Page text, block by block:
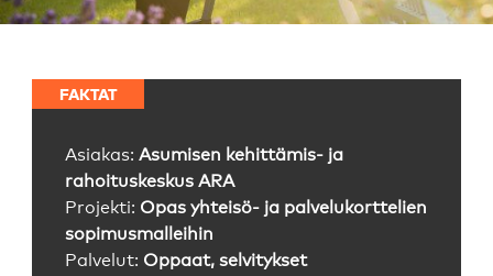
FAKTAT
Asiakas:Asumisen kehittämis- ja
rahoituskeskus ARA
Projekti: Opas yhteisö- ja palvelukorttelien
sopimusmalleihin
Palvelut: Oppaat, selvitykset